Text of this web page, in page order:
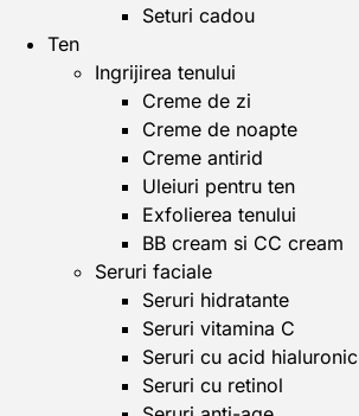
Seturi cadou
Ten
Ingrijirea tenului
Creme de zi
Creme de noapte
Creme antirid
Uleiuri pentru ten
Exfolierea tenului
BB cream si CC cream
Seruri faciale
Seruri hidratante
Seruri vitamina C
Seruri cu acid hialuronic
Seruri cu retinol